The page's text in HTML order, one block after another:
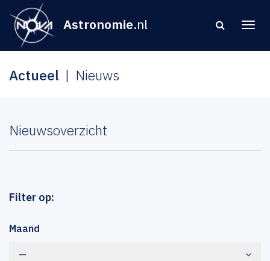
Astronomie.nl
Actueel Nieuws
Nieuwsoverzicht
Filter op:
Maand
—